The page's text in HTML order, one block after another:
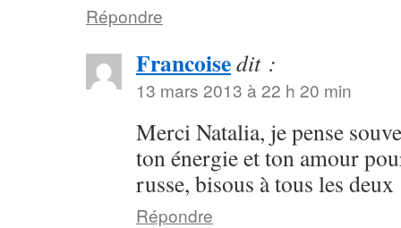
Répondre
Francoisedit :
13 mars 2013 à 22 h 20 min
Merci Natalia, je pense
ton énergie et ton amour
russe, bisous à tous les deux
Répondre